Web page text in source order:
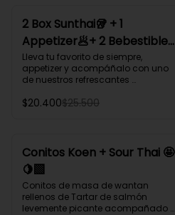
2 Box Sunthai🥡 + 1
Appetizer🥟+ 2 Bebestible
🥤 (Para 2 personas)
Lleva tu favorito de siempre,
appetizer y acompáñalo con uno
de nuestros refrescantes
¡Puedes armar tu platillo con las
$20.400$25.500
Conitos Koen + Sour Thai 🤩
🍋‍🟩
Conitos de masa de wantan
rellenos de Tartar de salmón
levemente picante acompañado